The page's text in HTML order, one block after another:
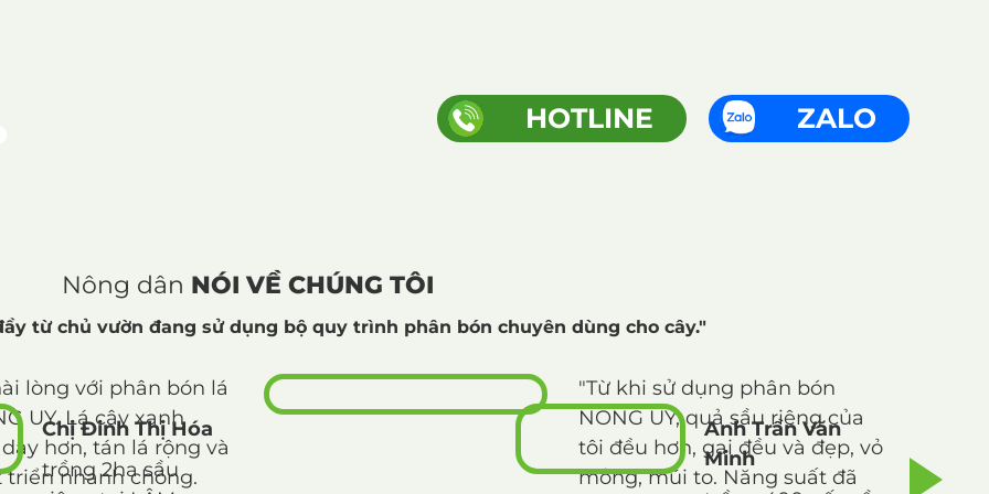
HOTLINE ZALO
Nông dân NÓI VỀ CHÚNG TÔI
từ chủ vườn đang sử dụng bộ quy trình phân bón chuyên dùng cho cây."
lòng với phân bón lá
UY. Lá cây xanh
hơn, tán lá rộng và
triển nhanh chóng.
Chị Đinh Thị Hóa
trồng 2ha sầu
"Từ khi sử dụng phân bón
NÔNG UY, quả sầu riêng của
tôi đều hơn, gai đều và đẹp, vỏ
mỏng, múi to. Năng suất đã
Anh Trần Văn
Minh